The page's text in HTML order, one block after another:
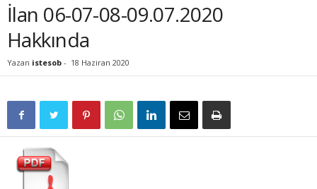
İlan 06-07-08-09.07.2020
Hakkında
Yazan istesob - 18 Haziran 2020